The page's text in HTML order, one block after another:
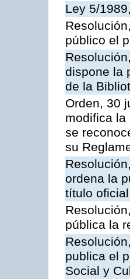
Ley 5/
público el
dispone la
de la
Orden, 30
modifica la
se
su
ordena la
título
pública la
publica el
Social y